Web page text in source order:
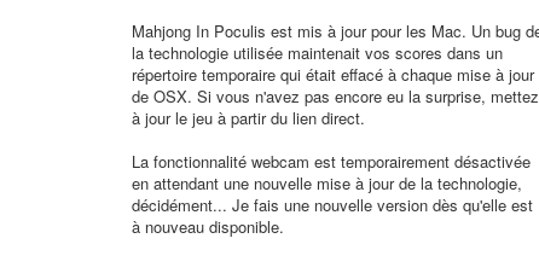
Mahjong In Poculis est mis à jour pour les Mac. Un bug
la technologie utilisée maintenait vos scores dans un
répertoire temporaire qui était effacé à chaque mise à jour
de OSX. Si vous n'avez pas encore eu la surprise, mettez
à jour le jeu à partir du lien direct.
La fonctionnalité webcam est temporairement désactivée
en attendant une nouvelle mise à jour de la technologie,
décidément... Je fais une nouvelle version dès qu'elle est
à nouveau disponible.